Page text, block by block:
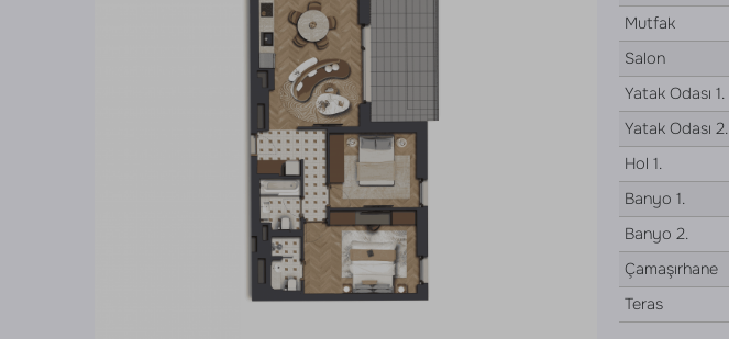
Mutfak
Salon
Yatak Odası 1.
Yatak Odası 2.
Hol 1.
Banyo 1.
Banyo 2.
Çamaşırhane
Teras